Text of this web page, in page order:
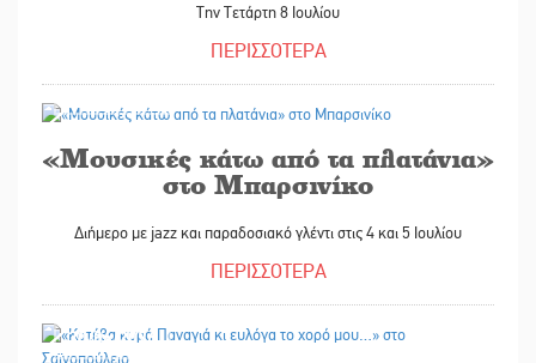
Την Τετάρτη 8 Ιουλίου
ΠΕΡΙΣΣΟΤΕΡΑ
«Μουσικές κάτω από τα πλατάνια»
στο Μπαρσινίκο
Διήμερο με jazz και παραδοσιακό γλέντι στις 4 και 5 Ιουλίου
ΠΕΡΙΣΣΟΤΕΡΑ
30/06/2026